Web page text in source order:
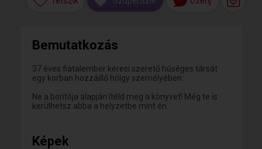
Bemutatkozás
37 éves fiatalember keresi szerető hűséges társát
egy korban hozzáillő hölgy személyében.
Ne a borítója alapján ítéld meg a könyvet! Még te is
kerülhetsz abba a helyzetbe mint én.
Képek